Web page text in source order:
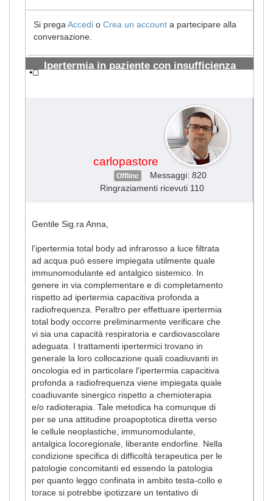
Si prega Accedi o Crea un account a partecipare alla
conversazione.
Ipertermia in paziente con insufficienza
carlopastore
Offline
Messaggi: 820
Ringraziamenti ricevuti 110
Gentile Sig.ra Anna,
l'ipertermia total body ad infrarosso a luce filtrata
ad acqua può essere impiegata utilmente quale
immunomodulante ed antalgico sistemico. In
genere in via complementare e di completamento
rispetto ad ipertermia capacitiva profonda a
radiofrequenza. Peraltro per effettuare ipertermia
total body occorre preliminarmente verificare che
vi sia una capacità respiratoria e cardiovascolare
adeguata. I trattamenti ipertermici trovano in
generale la loro collocazione quali coadiuvanti in
oncologia ed in particolare l'ipertermia capacitiva
profonda a radiofrequenza viene impiegata quale
coadiuvante sinergico rispetto a chemioterapia
e/o radioterapia. Tale metodica ha comunque di
per se una attitudine proapoptotica diretta verso
le cellule neoplastiche, immunomodulante,
antalgica locoregionale, liberante endorfine. Nella
condizione specifica di difficoltà terapeutica per le
patologie concomitanti ed essendo la patologia
per quanto leggo confinata in ambito testa-collo e
torace si potrebbe ipotizzare un tentativo di